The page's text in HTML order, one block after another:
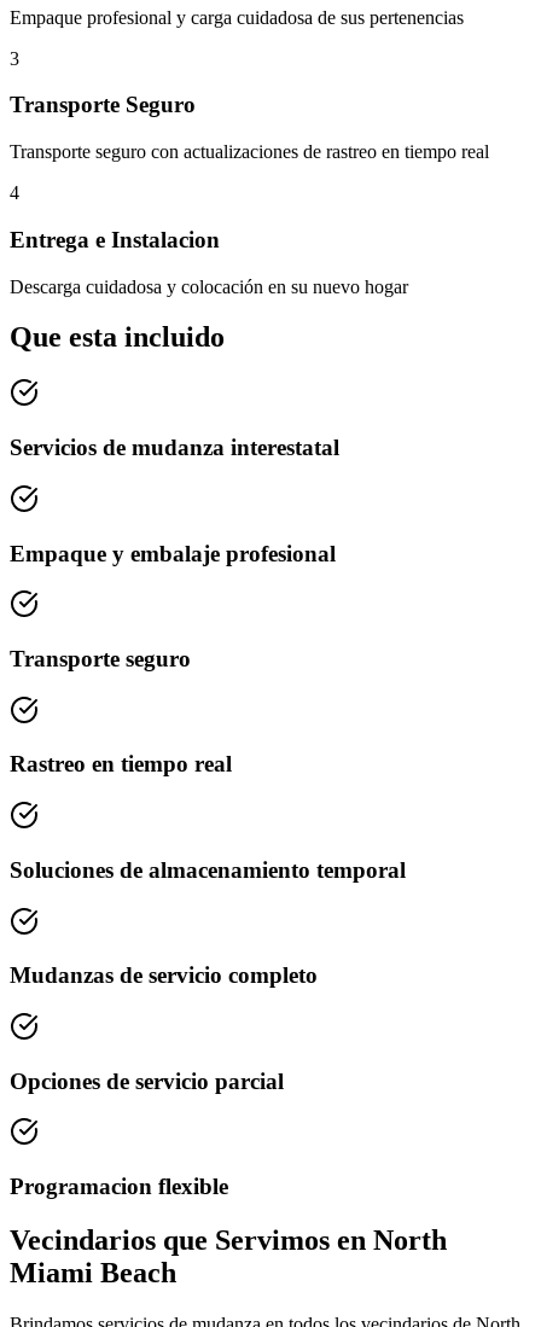
Empaque profesional y carga cuidadosa de sus pertenencias
3
Transporte Seguro
Transporte seguro con actualizaciones de rastreo en tiempo real
4
Entrega e Instalacion
Descarga cuidadosa y colocación en su nuevo hogar
Que esta incluido
Servicios de mudanza interestatal
Empaque y embalaje profesional
Transporte seguro
Rastreo en tiempo real
Soluciones de almacenamiento temporal
Mudanzas de servicio completo
Opciones de servicio parcial
Programacion flexible
Vecindarios que Servimos en North
Miami Beach